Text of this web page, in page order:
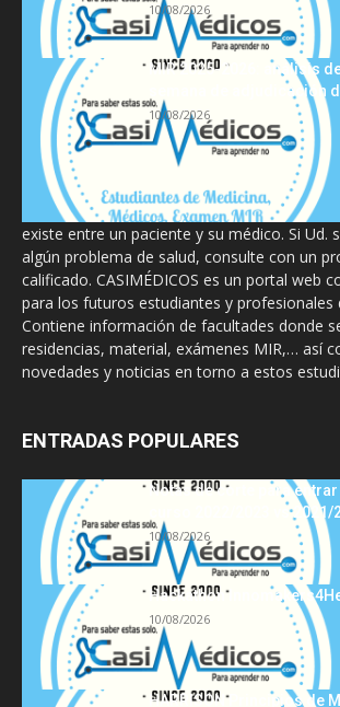
10/08/2026
MIR 2025-2026: análisis
semana de adjudicación
10/08/2026
La información proporcionada en
diseñado para complementar, no substituir,
existe entre un paciente y su médico. Si Ud.
algún problema de salud, consulte con un
calificado. CASIMÉDICOS es un portal web
para los futuros estudiantes y profesionales
Contiene información de facultades donde
residencias, material, exámenes MIR,… así
novedades y noticias en torno a estos
ENTRADAS POPULARES
Notas de corte para
curso 2022/2023 vs 2021/
10/08/2026
Hackathon
10/08/2026
HARRISON Principios de